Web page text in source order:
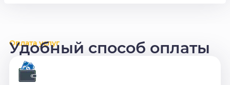
Оплата услуг
Удобный способ оплаты